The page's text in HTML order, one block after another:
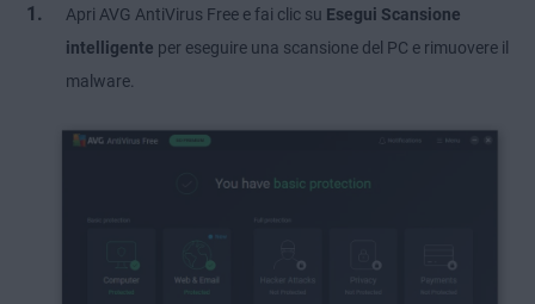
Apri AVG AntiVirus Free e fai clic su Esegui Scansione
intelligente per eseguire una scansione del PC e rimuovere il
malware.